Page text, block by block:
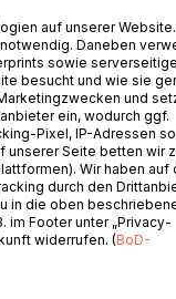
reflektierst
Herausforderungen
festhältst,
hast. Das kann
betrachtet, zeigt
Erfolge sichtbar, die
auf unserer Website.
Daneben
sowie
besucht und wie sie
und
ein, wodurch ggf.
Pixel, IP-Adressen
unserer Seite betten wir
Wir haben auf
durch den
in die oben
im Footer unter „Privacy-
widerrufen. (BoD-